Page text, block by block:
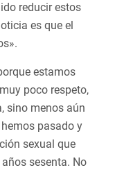
reducir estos
es que el
estamos
poco respeto,
sino menos aún
pasado y
sexual que
sesenta. No